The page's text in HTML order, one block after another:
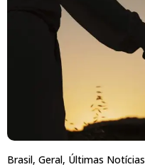
Brasil, Geral, Últimas Notícias